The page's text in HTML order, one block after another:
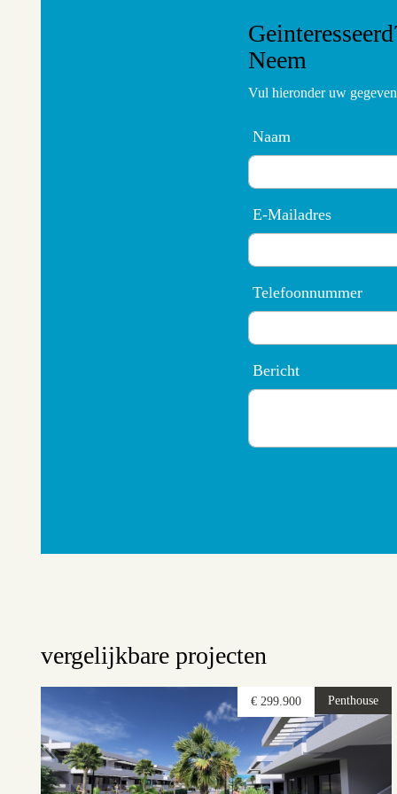
Neem
Vul hieronder uw
Naam
E-Mailadres
Telefoonnummer
Bericht
vergelijkbare projecten
Penthouse
€ 299.900